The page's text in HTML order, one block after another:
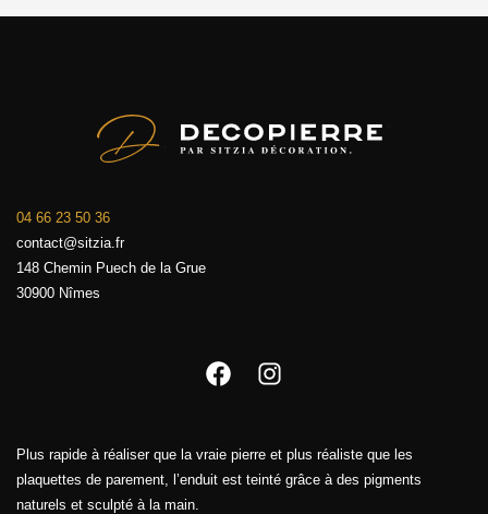
04 66 23 50 36
contact@sitzia.fr
148 Chemin Puech de la Grue
30900 Nîmes
Facebook
Plus rapide à réaliser que la vraie pierre et plus réaliste que les
plaquettes de parement, l’enduit est teinté grâce à des pigments
naturels et sculpté à la main.